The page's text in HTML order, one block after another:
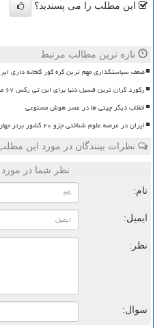
این مطلب را می پسندید؟
تازه ترین مطالب مرتبط
ضعف سیاستگذاری مهم ترین گره کور گلخانه داری
رکورد گران ترین فسیل دنیا برای این تی رکس ۶۷ میلیون ساله شد
انقلاب دیگر چینی ها در عصر هوش مصنوعی
ایران در عرصه علوم شناختی جزو ۲۰ کشور برتر جهان است
نظرات بینندگان در مورد این
نظر شما در
نام:
ایمیل:
نظر:
سوال: